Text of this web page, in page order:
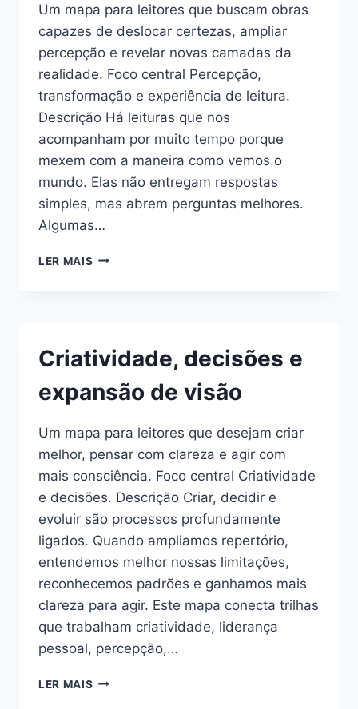
Um mapa para leitores que buscam obras
capazes de deslocar certezas, ampliar
percepção e revelar novas camadas da
realidade. Foco central Percepção,
transformação e experiência de leitura.
Descrição Há leituras que nos
acompanham por muito tempo porque
mexem com a maneira como vemos o
mundo. Elas não entregam respostas
simples, mas abrem perguntas melhores.
Algumas…
LER MAIS LEITURAS
VER
MUNDO
Criatividade, decisões e
expansão de visão
Um mapa para leitores que desejam criar
melhor, pensar com clareza e agir com
mais consciência. Foco central Criatividade
e decisões. Descrição Criar, decidir e
evoluir são processos profundamente
ligados. Quando ampliamos repertório,
entendemos melhor nossas limitações,
reconhecemos padrões e ganhamos mais
clareza para agir. Este mapa conecta trilhas
que trabalham criatividade, liderança
pessoal, percepção,…
LER MAIS CRIATIVIDADE,